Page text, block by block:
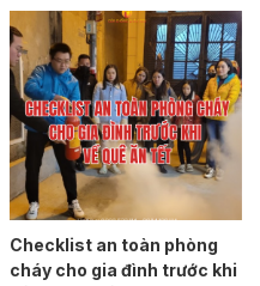
Checklist an toàn phòng
cháy cho gia đình trước khi